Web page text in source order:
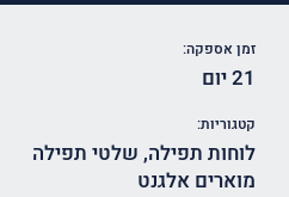
זמן אספקה:
21 יום
קטגוריות:
לוחות תפילה, שלטי תפילה
מוארים אלגנט